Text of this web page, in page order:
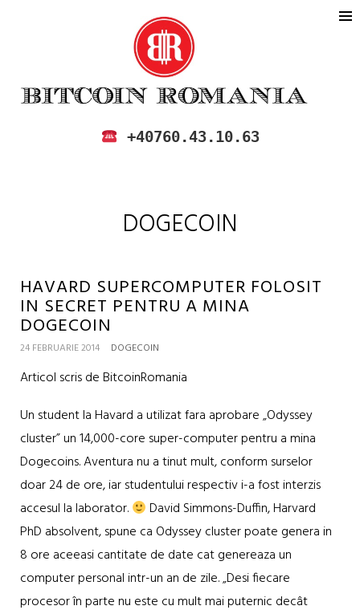
BITCOIN ROMANIA
CUMPARA SI VINDE BITCOIN IN
+40760.43.10.63
DOGECOIN
HAVARD SUPERCOMPUTER FOLOSIT
IN SECRET PENTRU A MINA
DOGECOIN
24 FEBRUARIE 2014 DOGECOIN
Articol scris de BitcoinRomania
Un student la Havard a utilizat fara aprobare „Odyssey
cluster” un 14,000-core super-computer pentru a mina
Dogecoins. Aventura nu a tinut mult, conform surselor
doar 24 de ore, iar studentului respectiv i-a fost interzis
accesul la laborator.
David Simmons-Duffin, Harvard
PhD absolvent, spune ca Odyssey cluster poate genera in
8 ore aceeasi cantitate de date cat genereaza un
computer personal intr-un an de zile. „Desi fiecare
procesor în parte nu este cu mult mai puternic decât